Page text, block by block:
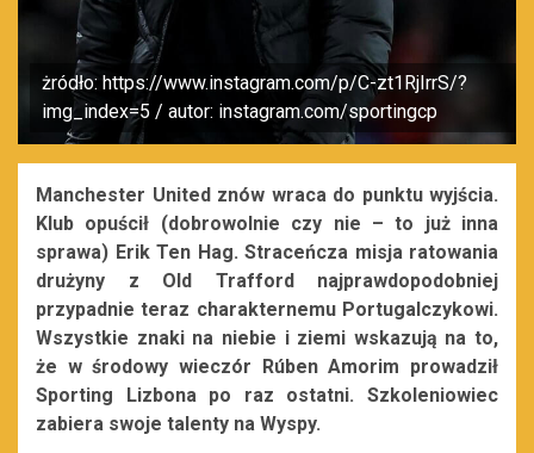
żródło: https://www.instagram.com/p/C-zt1RjIrrS/?
img_index=5 / autor: instagram.com/sportingcp
Manchester United znów wraca do punktu wyjścia.
Klub opuścił (dobrowolnie czy nie – to już inna
sprawa) Erik Ten Hag. Straceńcza misja ratowania
drużyny z Old Trafford najprawdopodobniej
przypadnie teraz charakternemu Portugalczykowi.
Wszystkie znaki na niebie i ziemi wskazują na to,
że w środowy wieczór Rúben Amorim prowadził
Sporting Lizbona po raz ostatni. Szkoleniowiec
zabiera swoje talenty na Wyspy.